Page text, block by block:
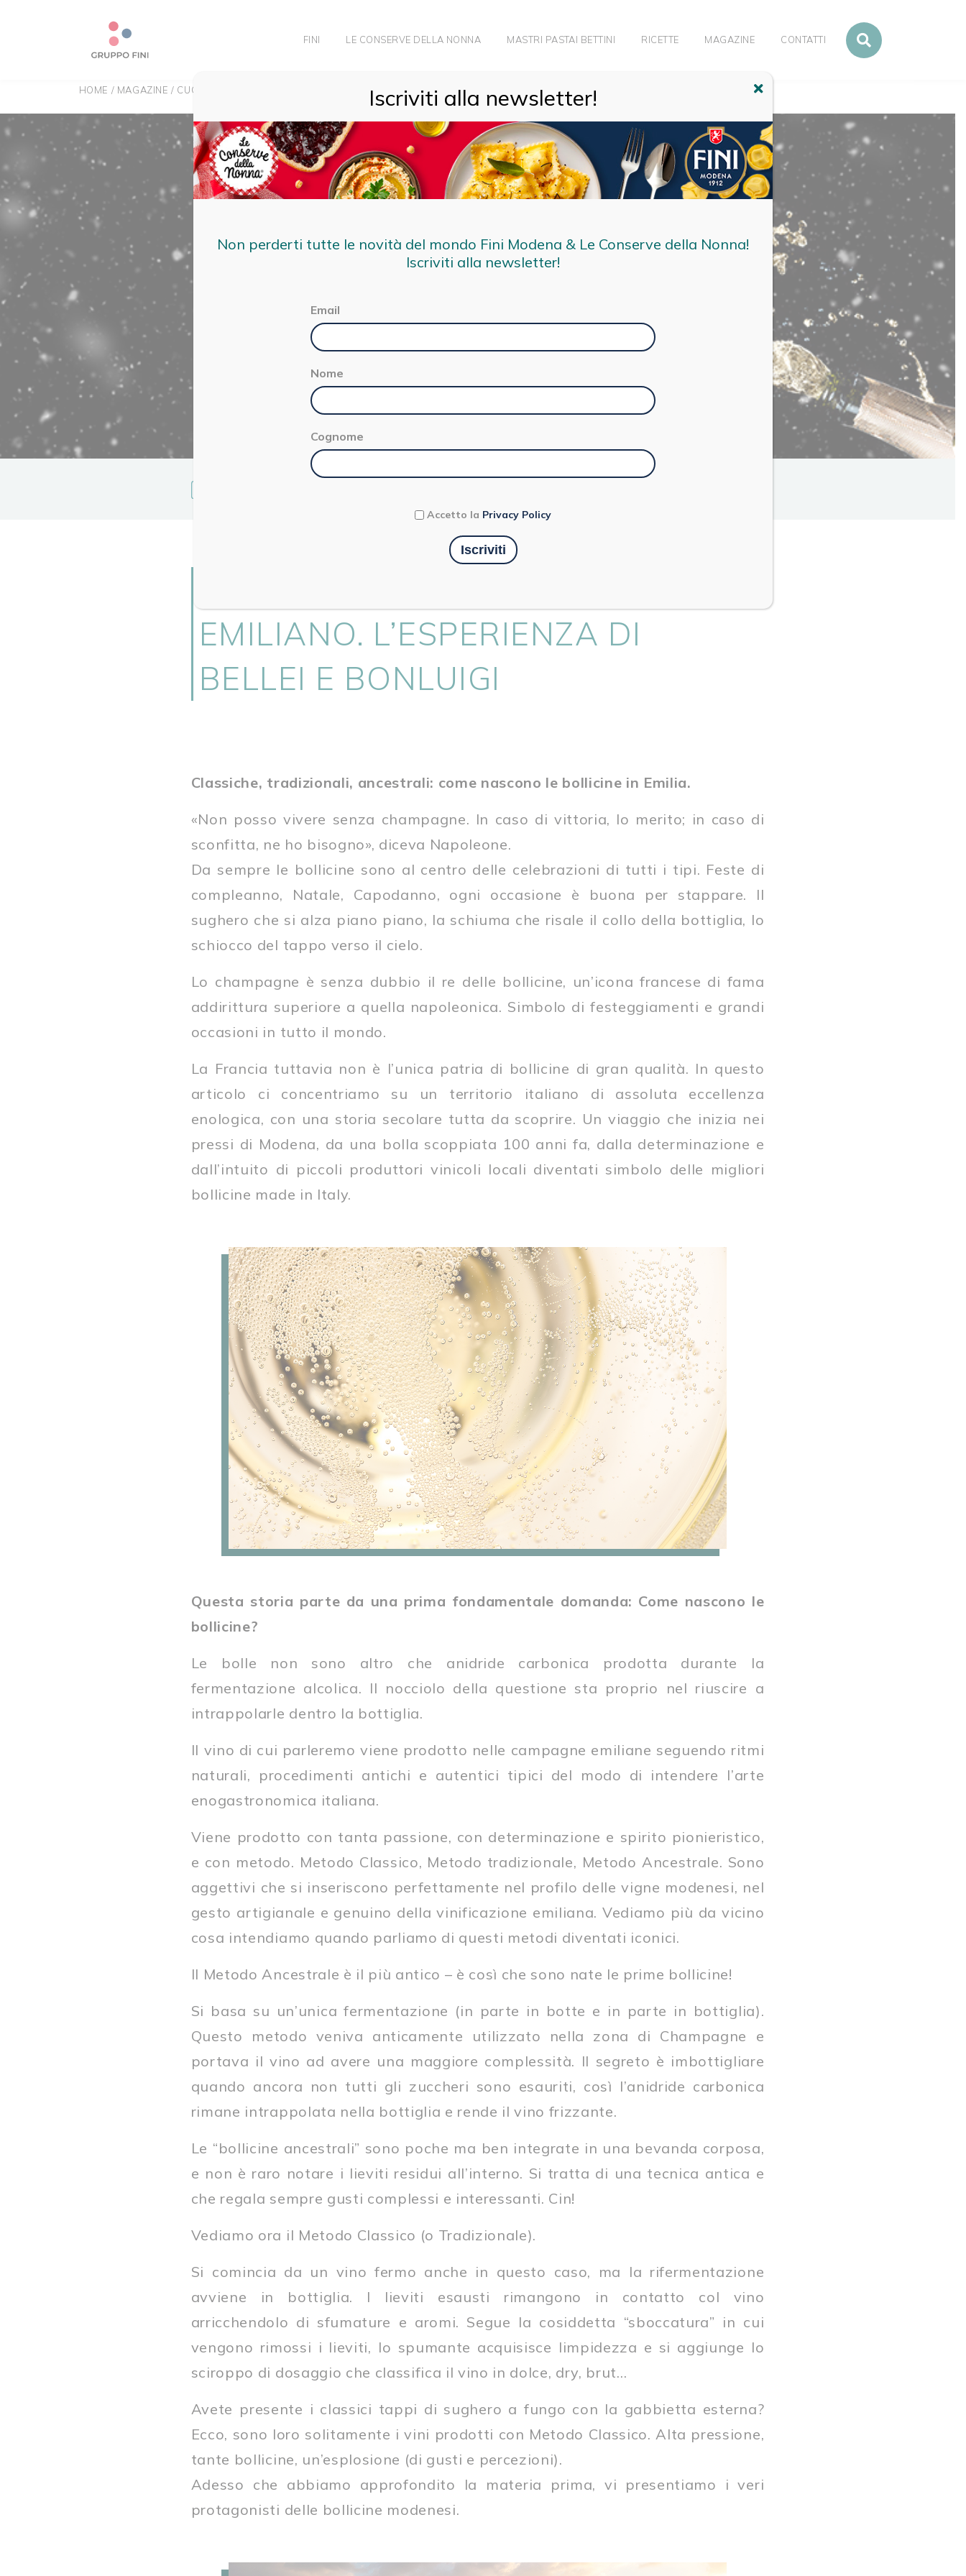
FINI LE CONSERVE DELLA NONNA MASTRI PASTAI BETTINI RICETTE MAGAZINE CONTATTI
HOME / MAGAZINE / CUCINA LO CHAMPAGNE È ANCHE EMILIANO. L’ESPERIENZA DI BELLEI E BONLUIGI
EMILIANO. L’ESPERIENZA DI
BELLEI E BONLUIGI
Classiche, tradizionali, ancestrali: come nascono le bollicine in Emilia.
«Non posso vivere senza champagne. In caso di vittoria, lo merito; in caso di
sconfitta, ne ho bisogno», diceva Napoleone.
Da sempre le bollicine sono al centro delle celebrazioni di tutti i tipi. Feste di
compleanno, Natale, Capodanno, ogni occasione è buona per stappare. Il
sughero che si alza piano piano, la schiuma che risale il collo della bottiglia, lo
schiocco del tappo verso il cielo.
Lo champagne è senza dubbio il re delle bollicine, un’icona francese di fama
addirittura superiore a quella napoleonica. Simbolo di festeggiamenti e grandi
occasioni in tutto il mondo.
La Francia tuttavia non è l’unica patria di bollicine di gran qualità. In questo
articolo ci concentriamo su un territorio italiano di assoluta eccellenza
enologica, con una storia secolare tutta da scoprire. Un viaggio che inizia nei
pressi di Modena, da una bolla scoppiata 100 anni fa, dalla determinazione e
dall’intuito di piccoli produttori vinicoli locali diventati simbolo delle migliori
bollicine made in Italy.
Questa storia parte da una prima fondamentale domanda: Come nascono le
bollicine?
Le bolle non sono altro che anidride carbonica prodotta durante la
fermentazione alcolica. Il nocciolo della questione sta proprio nel riuscire a
intrappolarle dentro la bottiglia.
Il vino di cui parleremo viene prodotto nelle campagne emiliane seguendo ritmi
naturali, procedimenti antichi e autentici tipici del modo di intendere l’arte
enogastronomica italiana.
Viene prodotto con tanta passione, con determinazione e spirito pionieristico,
e con metodo. Metodo Classico, Metodo tradizionale, Metodo Ancestrale. Sono
aggettivi che si inseriscono perfettamente nel profilo delle vigne modenesi, nel
gesto artigianale e genuino della vinificazione emiliana. Vediamo più da vicino
cosa intendiamo quando parliamo di questi metodi diventati iconici.
Il Metodo Ancestrale è il più antico – è così che sono nate le prime bollicine!
Si basa su un’unica fermentazione (in parte in botte e in parte in bottiglia).
Questo metodo veniva anticamente utilizzato nella zona di Champagne e
portava il vino ad avere una maggiore complessità. Il segreto è imbottigliare
quando ancora non tutti gli zuccheri sono esauriti, così l’anidride carbonica
rimane intrappolata nella bottiglia e rende il vino frizzante.
Le “bollicine ancestrali” sono poche ma ben integrate in una bevanda corposa,
e non è raro notare i lieviti residui all’interno. Si tratta di una tecnica antica e
che regala sempre gusti complessi e interessanti. Cin!
Vediamo ora il Metodo Classico (o Tradizionale).
Si comincia da un vino fermo anche in questo caso, ma la rifermentazione
avviene in bottiglia. I lieviti esausti rimangono in contatto col vino
arricchendolo di sfumature e aromi. Segue la cosiddetta “sboccatura” in cui
vengono rimossi i lieviti, lo spumante acquisisce limpidezza e si aggiunge lo
sciroppo di dosaggio che classifica il vino in dolce, dry, brut…
Avete presente i classici tappi di sughero a fungo con la gabbietta esterna?
Ecco, sono loro solitamente i vini prodotti con Metodo Classico. Alta pressione,
tante bollicine, un’esplosione (di gusti e percezioni).
Adesso che abbiamo approfondito la materia prima, vi presentiamo i veri
protagonisti delle bollicine modenesi.
Iscriviti alla newsletter!
Non perderti tutte le novità del mondo Fini Modena & Le Conserve della Nonna!
Iscriviti alla newsletter!
Email
Nome
Cognome
Accetto la Privacy Policy